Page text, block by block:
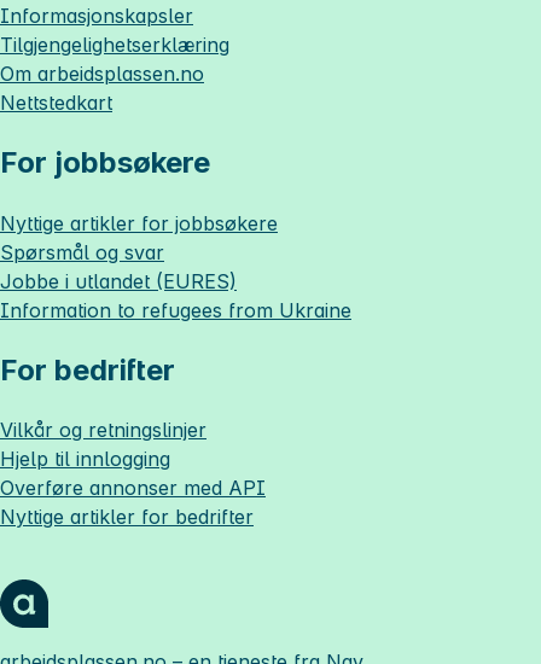
Informasjonskapsler
Tilgjengelighetserklæring
Om arbeidsplassen.no
Nettstedkart
For jobbsøkere
Nyttige artikler for jobbsøkere
Spørsmål og svar
Jobbe i utlandet (EURES)
Information to refugees from Ukraine
For bedrifter
Vilkår og retningslinjer
Hjelp til innlogging
Overføre annonser med API
Nyttige artikler for bedrifter